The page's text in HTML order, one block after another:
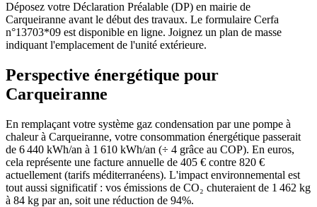
Déposez votre Déclaration Préalable (DP) en mairie de
Carqueiranne avant le début des travaux. Le formulaire Cerfa
n°13703*09 est disponible en ligne. Joignez un plan de masse
indiquant l'emplacement de l'unité extérieure.
Perspective énergétique pour
Carqueiranne
En remplaçant votre système gaz condensation par une pompe à
chaleur à Carqueiranne, votre consommation énergétique passerait
de 6 440 kWh/an à 1 610 kWh/an (÷ 4 grâce au COP). En euros,
cela représente une facture annuelle de 405 € contre 820 €
actuellement (tarifs méditerranéens). L'impact environnemental est
tout aussi significatif : vos émissions de CO₂ chuteraient de 1 462 kg
à 84 kg par an, soit une réduction de 94%.